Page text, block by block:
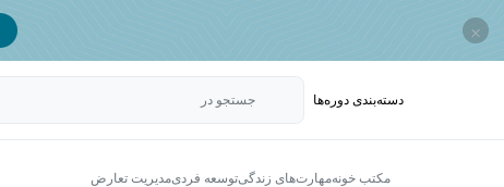
×
دسته‌بندی‌ دوره‌ها جستجو در
مکتب خونهمهارت‌های زندگیتوسعه فردیمدیریت تعارض